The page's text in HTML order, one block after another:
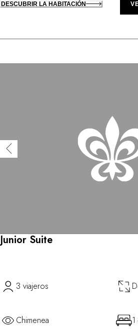
DESCUBRIR LA HABITACIÓN
Junior Suite
3 viajeros
Chimenea